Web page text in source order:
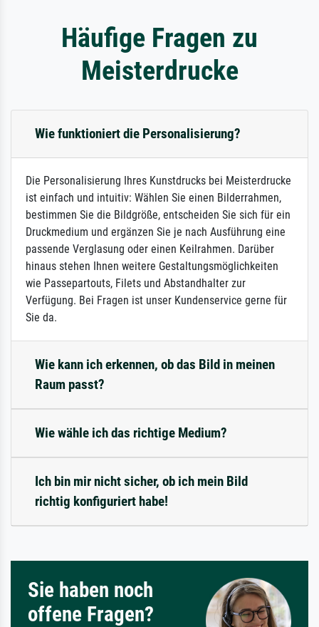
Häufige Fragen zu
Meisterdrucke
Wie funktioniert die Personalisierung?
Die Personalisierung Ihres Kunstdrucks bei Meisterdrucke
ist einfach und intuitiv: Wählen Sie einen Bilderrahmen,
bestimmen Sie die Bildgröße, entscheiden Sie sich für ein
Druckmedium und ergänzen Sie je nach Ausführung eine
passende Verglasung oder einen Keilrahmen. Darüber
hinaus stehen Ihnen weitere Gestaltungsmöglichkeiten
wie Passepartouts, Filets und Abstandhalter zur
Verfügung. Bei Fragen ist unser Kundenservice gerne für
Sie da.
Wie kann ich erkennen, ob das Bild in meinen
Raum passt?
Wie wähle ich das richtige Medium?
Ich bin mir nicht sicher, ob ich mein Bild
richtig konfiguriert habe!
Sie haben noch
offene Fragen?